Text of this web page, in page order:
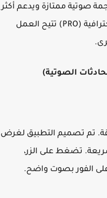
صوتية ممتازة ويدعم أكثر
من 100 لغة، مع توفر نسخة احترافية (PRO) تتيح العمل
تم تصميم التطبيق لغرض
تضغط على الزر،
الفور بصوت واضح.